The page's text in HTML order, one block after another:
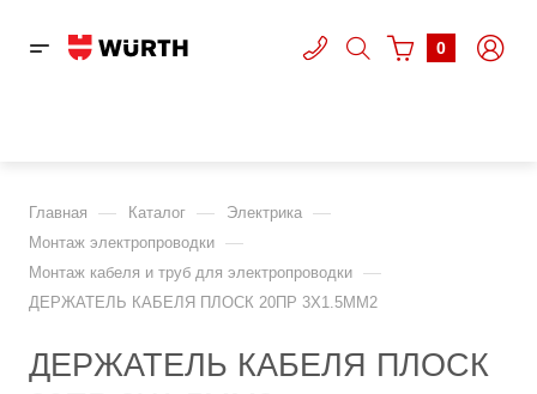
0
Главная — Каталог — Электрика —
Монтаж электропроводки —
Монтаж кабеля и труб для электропроводки —
ДЕРЖАТЕЛЬ КАБЕЛЯ ПЛОСК 20ПР 3X1.5ММ2
ДЕРЖАТЕЛЬ КАБЕЛЯ ПЛОСК